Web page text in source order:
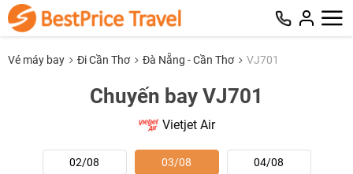
Vé máy bay Đi Cần Thơ Đà Nẵng - Cần Thơ VJ701
Chuyến bay VJ701
Vietjet Air
02/08 03/08 04/08